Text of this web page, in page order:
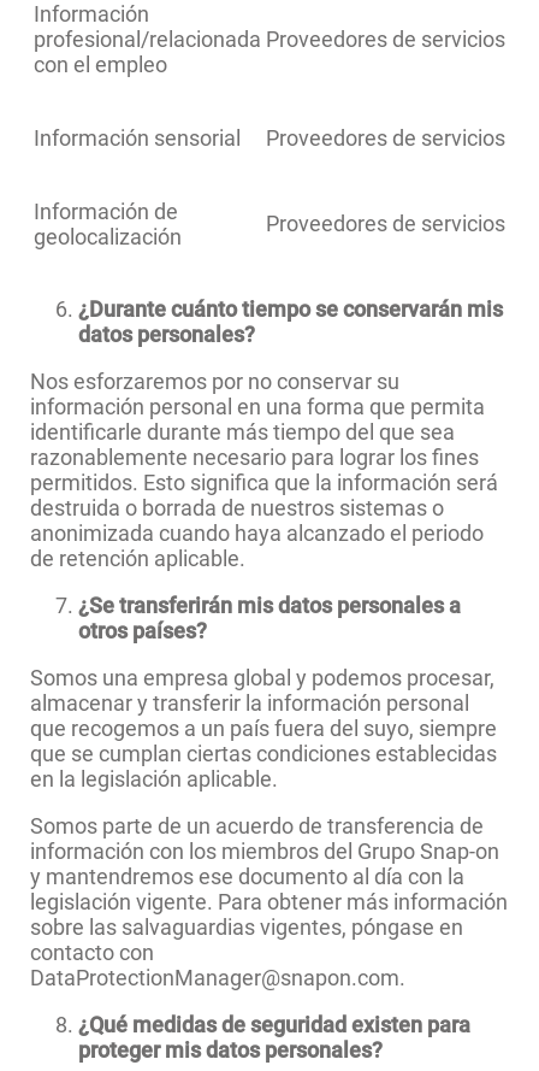
Información
profesional/relacionada
con el empleo
Proveedores de servicios
Información sensorial Proveedores de servicios
Información de
geolocalización
Proveedores de servicios
¿Durante cuánto tiempo se conservarán mis
datos personales?
Nos esforzaremos por no conservar su
información personal en una forma que permita
identificarle durante más tiempo del que sea
razonablemente necesario para lograr los fines
permitidos. Esto significa que la información será
destruida o borrada de nuestros sistemas o
anonimizada cuando haya alcanzado el periodo
de retención aplicable.
¿Se transferirán mis datos personales a
otros países?
Somos una empresa global y podemos procesar,
almacenar y transferir la información personal
que recogemos a un país fuera del suyo, siempre
que se cumplan ciertas condiciones establecidas
en la legislación aplicable.
Somos parte de un acuerdo de transferencia de
información con los miembros del Grupo Snap-on
y mantendremos ese documento al día con la
legislación vigente. Para obtener más información
sobre las salvaguardias vigentes, póngase en
contacto con
DataProtectionManager@snapon.com.
¿Qué medidas de seguridad existen para
proteger mis datos personales?